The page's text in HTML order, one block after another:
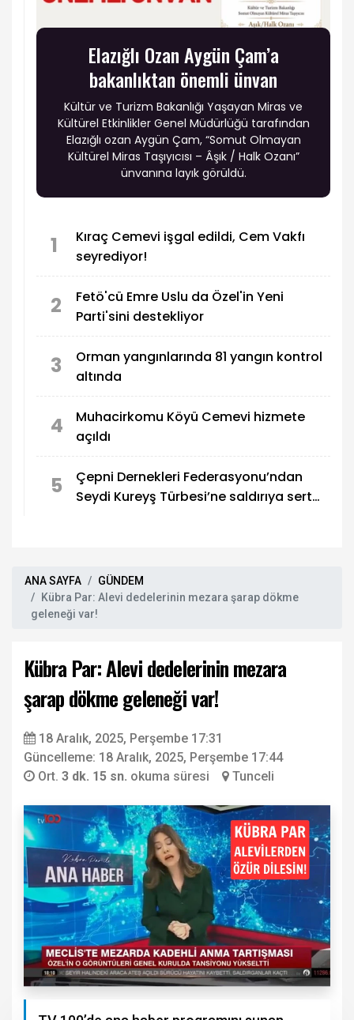
Elazığlı Ozan Aygün Çam’a
bakanlıktan önemli ünvan
Kültür ve Turizm Bakanlığı Yaşayan Miras ve
Kültürel Etkinlikler Genel Müdürlüğü tarafından
Elazığlı ozan Aygün Çam, “Somut Olmayan
Kültürel Miras Taşıyıcısı – Âşık / Halk Ozanı”
ünvanına layık görüldü.
1
Kıraç Cemevi işgal edildi, Cem Vakfı
seyrediyor!
2
Fetö'cü Emre Uslu da Özel'in Yeni
Parti'sini destekliyor
3
Orman yangınlarında 81 yangın kontrol
altında
4
Muhacirkomu Köyü Cemevi hizmete
açıldı
5
Çepni Dernekleri Federasyonu’ndan
Seydi Kureyş Türbesi’ne saldırıya sert
ANA SAYFA
GÜNDEM
Kübra Par: Alevi dedelerinin mezara şarap dökme
geleneği var!
Kübra Par: Alevi dedelerinin mezara
şarap dökme geleneği var!
18 Aralık, 2025, Perşembe 17:31
Güncelleme: 18 Aralık, 2025, Perşembe 17:44
Ort. 3 dk. 15 sn. okuma süresi Tunceli